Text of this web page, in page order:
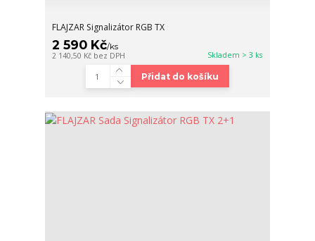
FLAJZAR Signalizátor RGB TX
2 590 Kč/ks
2 140,50 Kč bez DPH Skladem > 3 ks
Přidat do košíku